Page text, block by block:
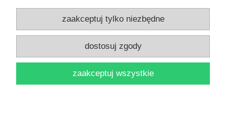
Encyklopedia historii gospodarczej Polski do 1945
zaakceptuj tylko niezbędne
dostosuj zgody
zaakceptuj wszystkie